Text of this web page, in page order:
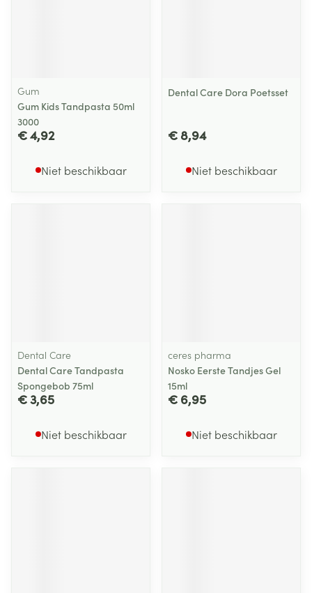
Gum
Gum Kids Tandpasta 50ml
3000
€ 4,92
Niet beschikbaar
Dental Care Dora Poetsset
€ 8,94
Niet beschikbaar
Dental Care
Dental Care Tandpasta
Spongebob 75ml
€ 3,65
Niet beschikbaar
ceres pharma
Nosko Eerste Tandjes Gel
15ml
€ 6,95
Niet beschikbaar